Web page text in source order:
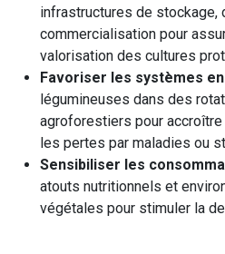
infrastructures de stockage,
commercialisation pour
valorisation des cultures
Favoriser les systèmes
légumineuses dans des
agroforestiers pour
les pertes par maladies ou
Sensibiliser les
atouts nutritionnels et
végétales pour stimuler la